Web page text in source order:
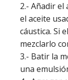
2.- Añadir el
el aceite
cáustica. Si
mezclarlo
3.- Batir la
una